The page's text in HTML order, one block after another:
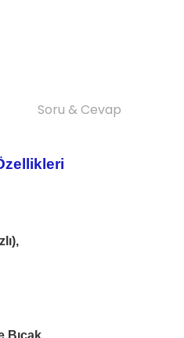
Soru & Cevap
Bıçak,